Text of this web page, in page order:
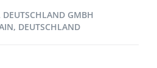
mit Kunden,
Sendungsverfolgung
DEUTSCHLAND GMBH
DEUTSCHLAND